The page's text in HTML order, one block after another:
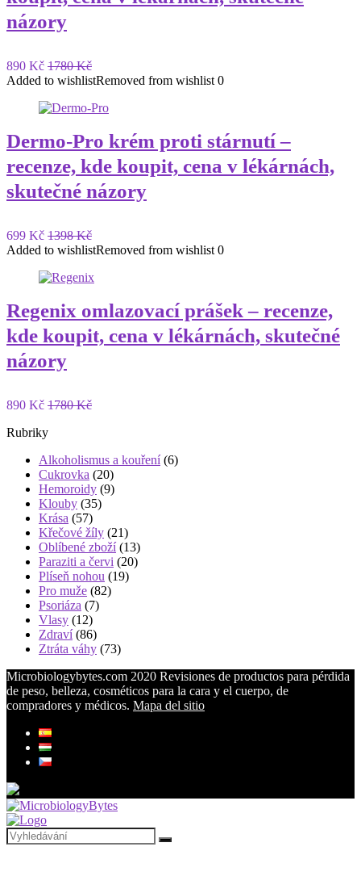
názory
890 Kč 1780 Kč
Added to wishlistRemoved from wishlist 0
Dermo-Pro krém proti stárnutí –
recenze, kde koupit, cena v lékárnách,
skutečné názory
699 Kč 1398 Kč
Added to wishlistRemoved from wishlist 0
Regenix omlazovací prášek – recenze,
kde koupit, cena v lékárnách, skutečné
názory
890 Kč 1780 Kč
Rubriky
Alkoholismus a kouření(6)
Cukrovka (20)
Hemoroidy (9)
Klouby (35)
Krása (57)
Křečové žíly (21)
Oblíbené zboží(13)
Paraziti a červi (20)
Plíseň nohou (19)
Pro muže (82)
Psoriáza (7)
Vlasy (12)
Zdraví(86)
Ztráta váhy (73)
Microbiologybytes.com 2020 Revisiones de productos para pérdida
de peso, belleza, cosméticos para la cara y el cuerpo, de
compradores y médicos. Mapa del sitio